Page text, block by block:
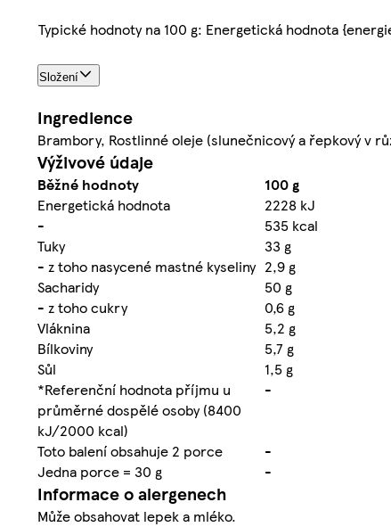
Typické hodnoty na 100 g: Energetická hodnota
Složení
Ingredience
Brambory, Rostlinné oleje (slunečnicový a řepkový v
Výživové údaje
Běžné hodnoty 100 g
Energetická hodnota
2228 kJ
-
535 kcal
Tuky
33 g
- z toho nasycené mastné kyseliny 2,9 g
Sacharidy
50 g
- z toho cukry
0,6 g
Vláknina
5,2 g
Bílkoviny
5,7 g
Sůl
1,5 g
*Referenční hodnota příjmu u
průměrné dospělé osoby (8400
kJ/2000 kcal)
-
Toto balení obsahuje 2 porce -
Jedna porce = 30 g
-
Informace o alergenech
Může obsahovat lepek a mléko.